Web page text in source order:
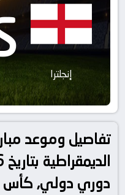
إنجلترا
تفاصيل وموعد
دوري دولي, كأس